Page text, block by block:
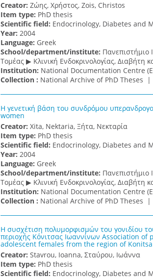
Creator: Ζώης, Χρήστος, Zois, Christos
Item type: PhD thesis
Scientific field: Endocrinology, Diabetes and
Υear: 2004
Language: Greek
School/department/institute: Πανεπιστήμιο
Τομέας ▶ Κλινική Ενδοκρινολογίας, Διαβήτη
Institution: National Documentation Centre
Collection : National Archive of PhD Theses |
Η γενετική βάση του συνδρόμου
women
Creator: Xita, Nektaria, Ξήτα, Νεκταρία
Item type: PhD thesis
Scientific field: Endocrinology, Diabetes and
Υear: 2004
Language: Greek
School/department/institute: Πανεπιστήμιο
Τομέας ▶ Κλινική Ενδοκρινολογίας, Διαβήτη
Institution: National Documentation Centre
Collection : National Archive of PhD Theses |
Η συσχέτιση πολυμορφισμών του γονιδίου
περιοχής Κόνιτσας Ιωαννίνων Association
adolescent females from the region of Konitsa
Creator: Stavrou, Ioanna, Σταύρου, Ιωάννα
Item type: PhD thesis
Scientific field: Endocrinology, Diabetes and